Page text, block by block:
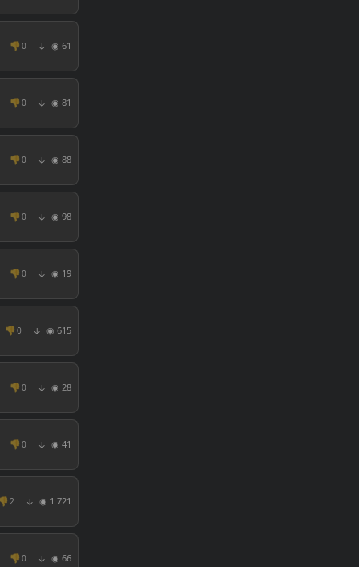
👎 0 ↓ ◉ 61
👎 0 ↓ ◉ 81
👎 0 ↓ ◉ 88
👎 0 ↓ ◉ 98
👎 0 ↓ ◉ 19
👎 0 ↓ ◉ 615
👎 0 ↓ ◉ 28
👎 0 ↓ ◉ 41
2 ↓ ◉ 1 721
👎 0 ↓ ◉ 66